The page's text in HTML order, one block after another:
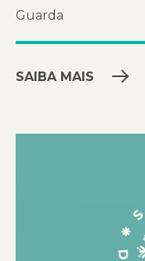
Guarda
SAIBA MAIS